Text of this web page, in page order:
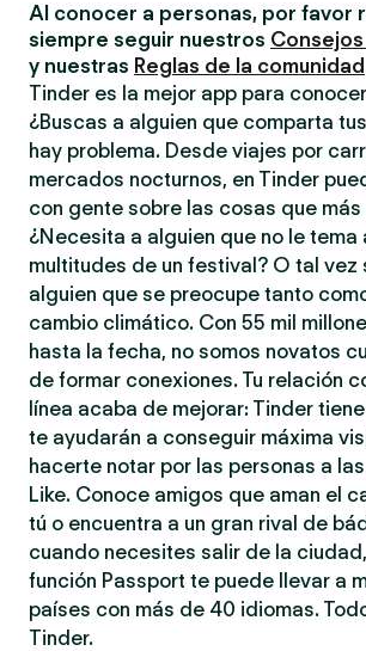
Al conocer a personas, por favor
siempre seguir nuestros
y nuestras Reglas de la comunidad
Tinder es la mejor app para
¿Buscas a alguien que comparta
hay problema. Desde viajes por
mercados nocturnos, en Tinder
con gente sobre las cosas que
¿Necesita a alguien que no le tema
multitudes de un festival? O tal vez
alguien que se preocupe tanto
cambio climático. Con 55 mil
hasta la fecha, no somos novatos
de formar conexiones. Tu relación
línea acaba de mejorar: Tinder
te ayudarán a conseguir máxima
hacerte notar por las personas a
Like. Conoce amigos que aman el
tú o encuentra a un gran rival de
cuando necesites salir de la
función Passport te puede llevar a
países con más de 40 idiomas.
Tinder.